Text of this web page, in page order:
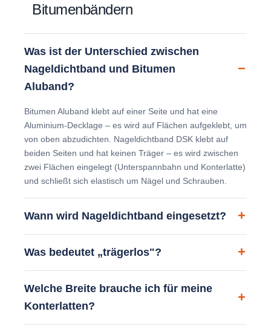
Bitumenbändern
Was ist der Unterschied zwischen
Nageldichtband und Bitumen
Aluband?
Bitumen Aluband klebt auf einer Seite und hat eine
Aluminium-Decklage – es wird auf Flächen aufgeklebt, um
von oben abzudichten. Nageldichtband DSK klebt auf
beiden Seiten und hat keinen Träger – es wird zwischen
zwei Flächen eingelegt (Unterspannbahn und Konterlatte)
und schließt sich elastisch um Nägel und Schrauben.
Wann wird Nageldichtband eingesetzt?
Was bedeutet „trägerlos"?
Welche Breite brauche ich für meine
Konterlatten?